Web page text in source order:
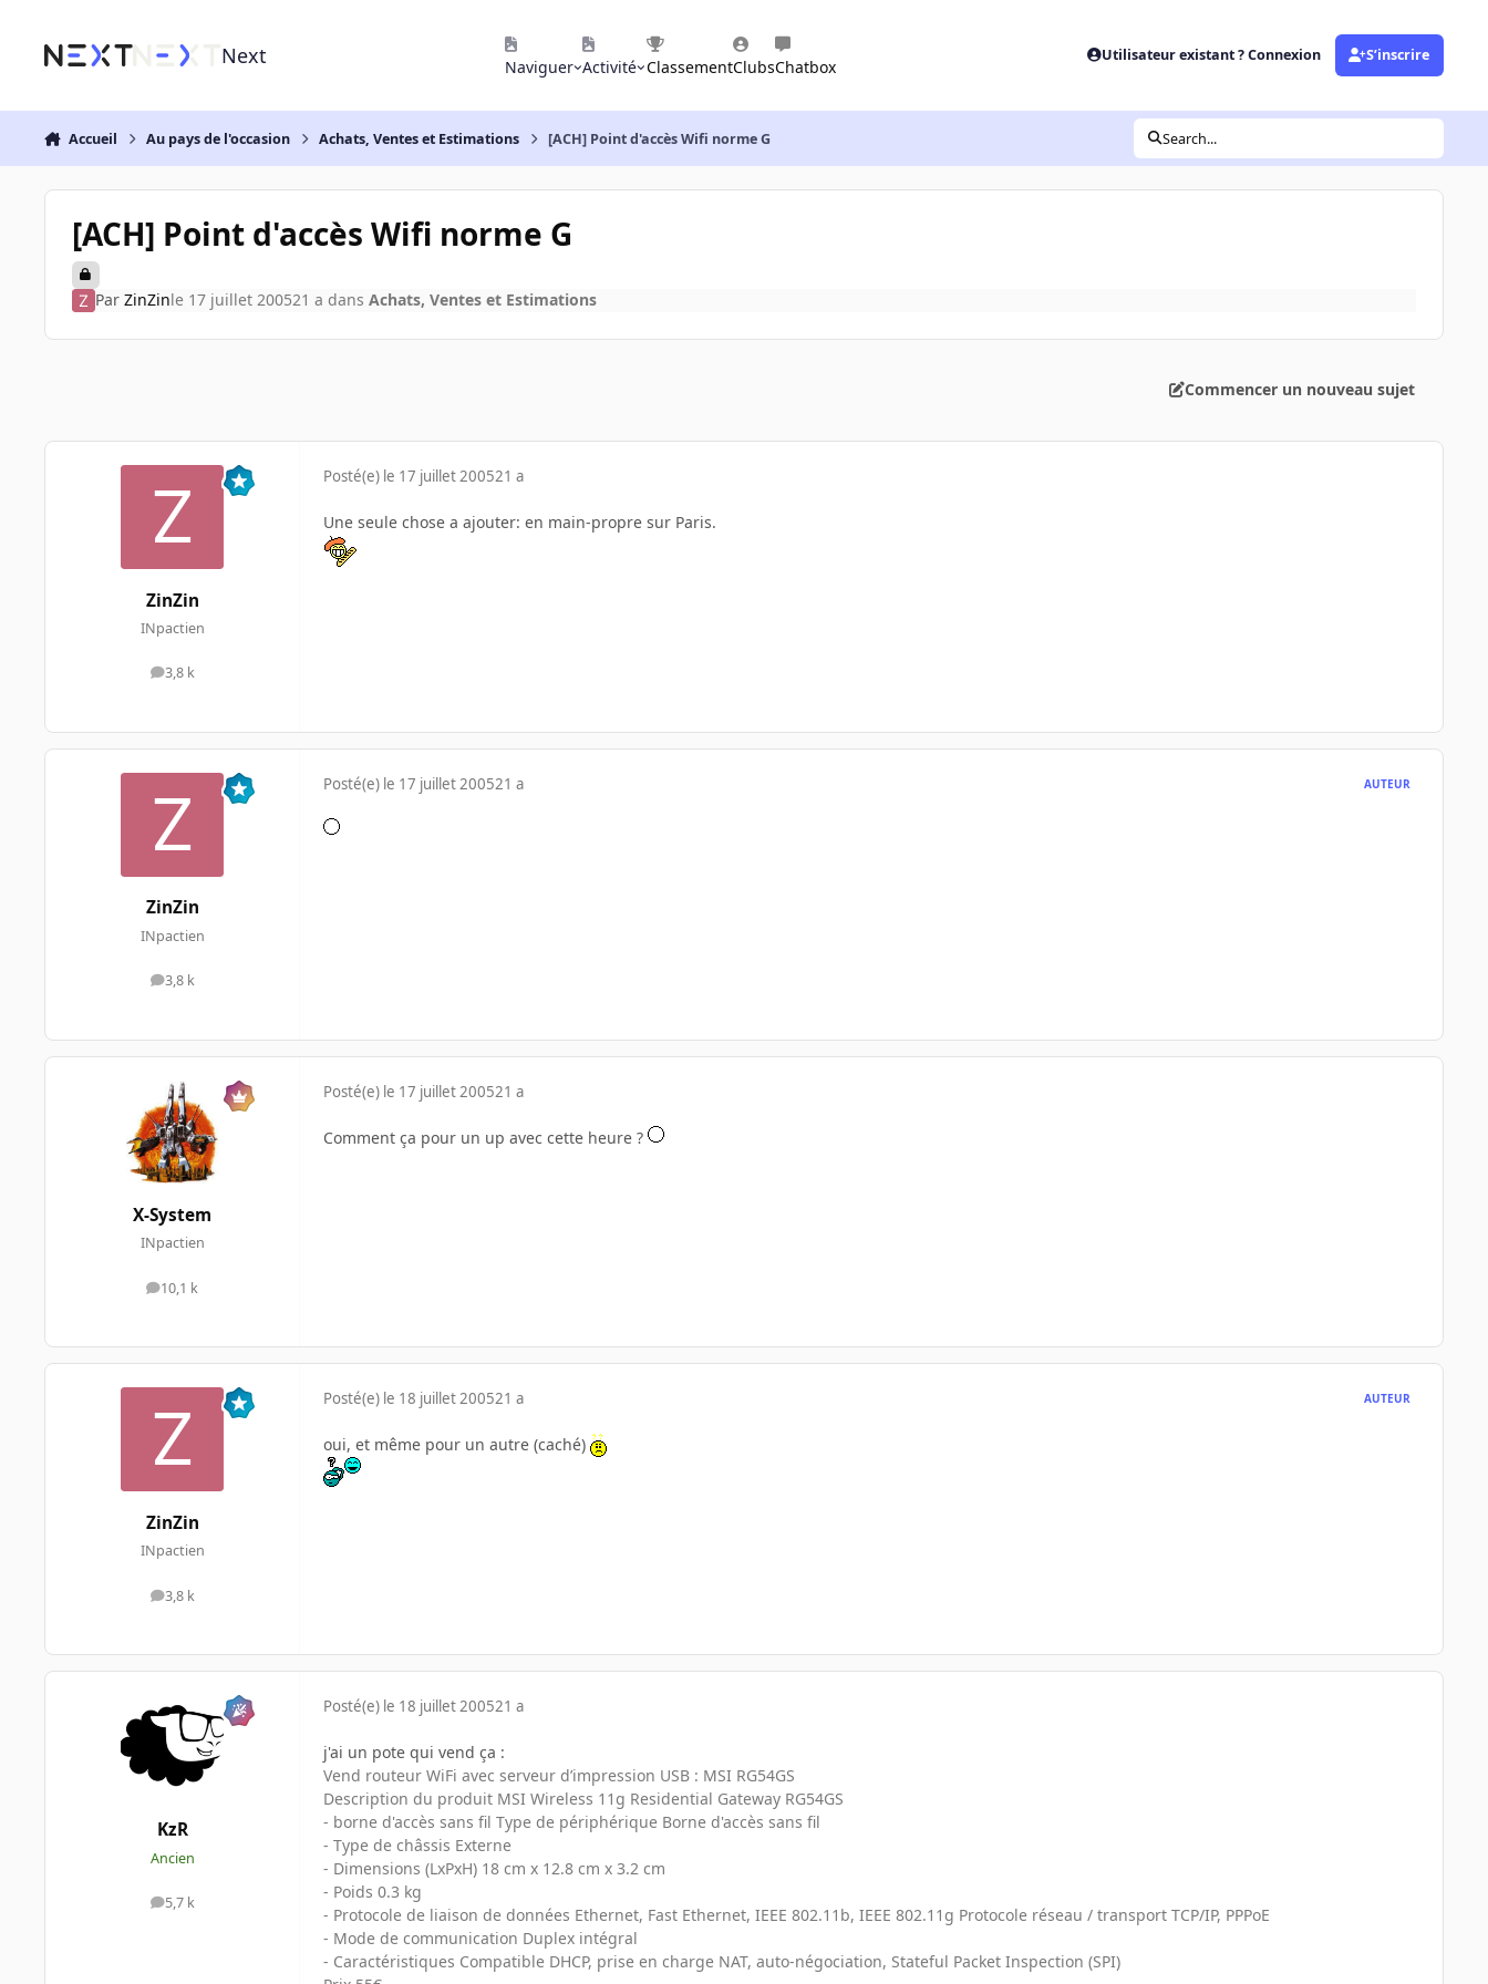
Next Naviguer Activité ClassementClubsChatbox
Utilisateur existant ? Connexion S’inscrire
Accueil Au pays de l'occasion Achats, Ventes et Estimations [ACH] Point d'accès Wifi norme G Search...
[ACH] Point d'accès Wifi norme G
Par ZinZinle 17 juillet 200521 a dans Achats, Ventes et Estimations
Commencer un nouveau sujet
ZinZin
INpactien
3,8 k
messages
Posté(e) le 17 juillet 200521 a
Une seule chose a ajouter: en main-propre sur Paris.
ZinZin
INpactien
3,8 k
messages
Posté(e) le 17 juillet 200521 a AUTEUR
X-System
INpactien
10,1 k
messages
Posté(e) le 17 juillet 200521 a
Comment ça pour un up avec cette heure ?
ZinZin
INpactien
3,8 k
messages
Posté(e) le 18 juillet 200521 a AUTEUR
oui, et même pour un autre (caché)
KzR
Ancien
5,7 k
messages
Posté(e) le 18 juillet 200521 a
j'ai un pote qui vend ça :
Vend routeur WiFi avec serveur d’impression USB : MSI RG54GS
Description du produit MSI Wireless 11g Residential Gateway RG54GS
- borne d'accès sans fil Type de périphérique Borne d'accès sans fil
- Type de châssis Externe
- Dimensions (LxPxH) 18 cm x 12.8 cm x 3.2 cm
- Poids 0.3 kg
- Protocole de liaison de données Ethernet, Fast Ethernet, IEEE 802.11b, IEEE 802.11g Protocole réseau / transport TCP/IP, PPPoE
- Mode de communication Duplex intégral
- Caractéristiques Compatible DHCP, prise en charge NAT, auto-négociation, Stateful Packet Inspection (SPI)